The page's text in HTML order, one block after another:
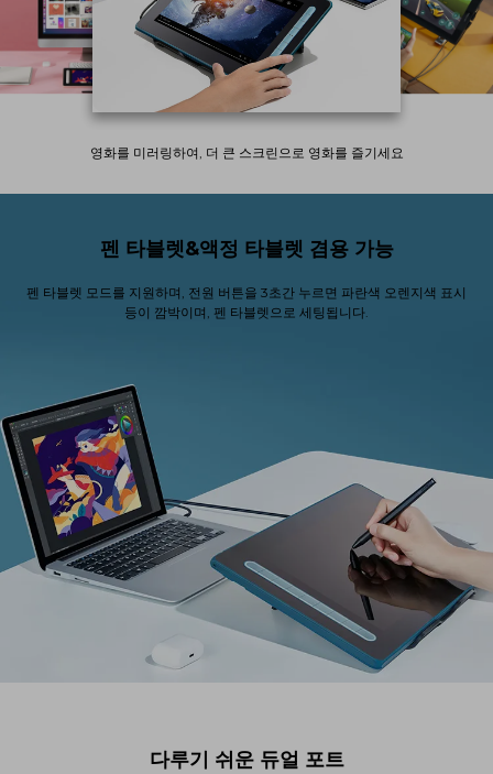
영화를 미러링하여, 더 큰 스크린으로 영화를 즐기세요
펜 타블렛&액정 타블렛 겸용 가능
펜 타블렛 모드를 지원하며, 전원 버튼을 3초간 누르면 파란색 오렌지색 표시
등이 깜박이며, 펜 타블렛으로 세팅됩니다.
다루기 쉬운 듀얼 포트